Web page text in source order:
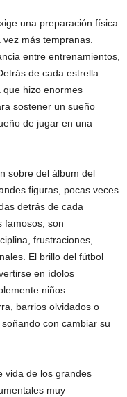
una preparación física
más tempranas.
entre entrenamientos,
de cada estrella
que hizo enormes
sostener un sueño
de jugar en una
sobre del álbum del
figuras, pocas veces
detrás de cada
famosos; son
frustraciones,
El brillo del fútbol
en ídolos
niños
barrios olvidados o
con cambiar su
vida de los grandes
muy